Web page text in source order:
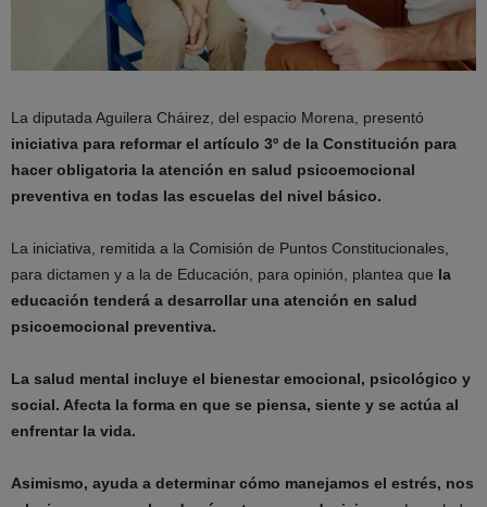
La diputada Aguilera Cháirez, del espacio Morena, presentó
iniciativa para reformar el artículo 3º de la Constitución para
hacer obligatoria la atención en salud psicoemocional
preventiva en todas las escuelas del nivel básico.
La iniciativa, remitida a la Comisión de Puntos Constitucionales,
para dictamen y a la de Educación, para opinión, plantea que la
educación tenderá a desarrollar una atención en salud
psicoemocional preventiva.
La salud mental incluye el bienestar emocional, psicológico y
social. Afecta la forma en que se piensa, siente y se actúa al
enfrentar la vida.
Asimismo, ayuda a determinar cómo manejamos el estrés, nos